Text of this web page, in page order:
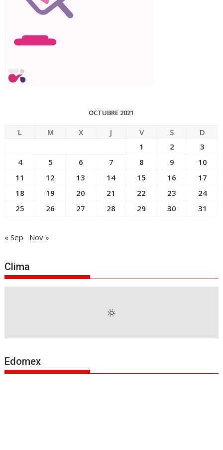
OCTUBRE 2021
L M X J V S
D
1
2
3
4
5 6 7 8 9
10
11
12 13 14 15 16
17
18
19 20 21 22 23
24
25
26 27 28 29 30 31
« Sep Nov »
Clima
Edomex